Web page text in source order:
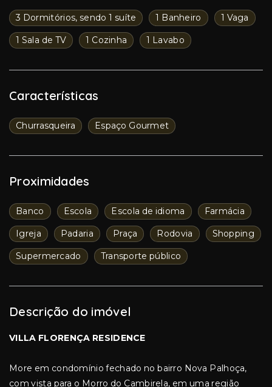
3 Dormitórios, sendo 1 suíte 1 Banheiro 1 Vaga
1 Sala de TV 1 Cozinha 1 Lavabo
Características
Churrasqueira Espaço Gourmet
Proximidades
Banco Escola Escola de idioma Farmácia
Igreja Padaria Praça Rodovia Shopping
Supermercado Transporte público
Descrição do imóvel
VILLA FLORENÇA RESIDENCE
More em condomínio fechado no bairro Nova Palhoça,
com vista para o Morro do Cambirela, em uma região